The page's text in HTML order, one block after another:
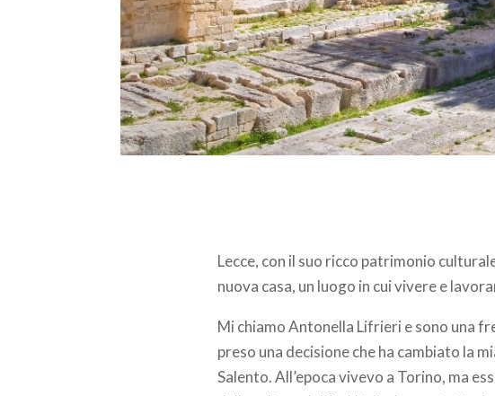
Lecce, con il suo ricco patrimonio
nuova casa, un luogo in cui vivere e
Mi chiamo Antonella Lifrieri e sono una
preso una decisione che ha cambiato la
Salento. All’epoca vivevo a Torino, ma